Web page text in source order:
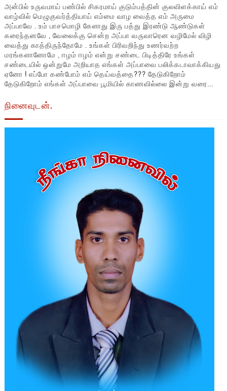
அன்பில் உருவமாய் பண்பில் சிகரமாய் குடும்பத்தின் குலவிளக்காய் எம்
வாழ்வில் மெழுகுவர்த்தியாய் எம்மை வாழ வைத்த எம் அருமை
அப்பாவே . உம் பாசமொழி கேளாது இரு பத்து இரண்டு ஆண்டுகள்
கரைந்தனவே , வேலைக்கு சென்ற அப்பா வருவாரென வழிமேல் விழி
வைத்து காத்திருந்தோமே . உங்கள் பிரிவறிந்து உணர்வற்ற
மரங்களானோமே , ஈழம் ஈழம் என்று சண்டை பிடித்திரே உங்கள்
சண்டையில் ஒன்றுமே அறியாத எங்கள் அப்பாவை பலிக்கடாவாக்கியது
ஏனோ ! எப்போ கண்போம் எம் தெய்வத்தை??? தேடுகிறோம்
தேடுகிறோம் எங்கள் அப்பாவை பூமியில் காணவில்லை இன்று வரை...
நினைவுடன்.